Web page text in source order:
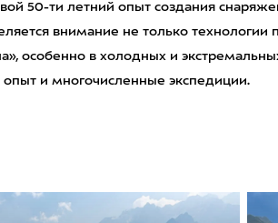
50-ти летний опыт создания
внимание не только технологии
особенно в холодных и
опыт и многочисленные экспедиции.